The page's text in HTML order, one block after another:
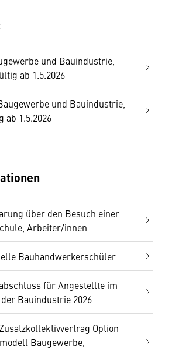
und Bauindustrie,
ab 1.5.2026
und Bauindustrie,
ab 1.5.2026
über den Besuch einer
Arbeiter/innen
Bauhandwerkerschüler
für Angestellte im
Bauindustrie 2026
Option
Baugewerbe,